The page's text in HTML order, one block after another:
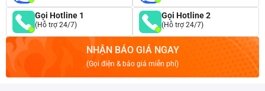
Gọi Hotline 1
(Hỗ trợ 24/7)
Gọi Hotline 2
(Hỗ trợ 24/7)
NHẬN BÁO GIÁ NGAY
(Gọi điện & báo giá miễn phí)